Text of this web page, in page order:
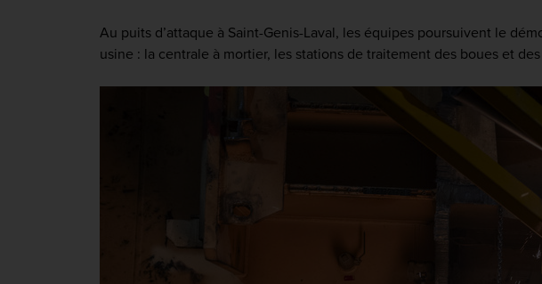
Au puits d’attaque à Saint-Genis-Laval, les équipes poursuivent le
usine : la centrale à mortier, les stations de traitement des boues et